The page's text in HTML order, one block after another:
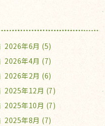
2026年6月 (5)
2026年4月 (7)
2026年2月 (6)
2025年12月 (7)
2025年10月 (7)
2025年8月 (7)